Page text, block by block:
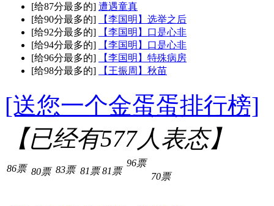
[给87分最多的] 遭遇童真
[给90分最多的]
【李国明】选举之后
[给92分最多的]
【李国明】口是心非
[给94分最多的]
【李国明】口是心非
[给96分最多的]
【李国明】特殊病房
[给98分最多的]
【王振周】秋苗
[送您一个金蛋蛋排行榜]
【已经有577人表态】
86票 80票 83票 81票 81票
96票
70票